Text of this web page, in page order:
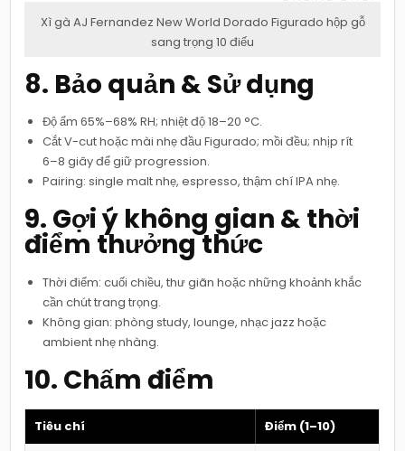
Xì gà AJ Fernandez New World Dorado Figurado hộp gỗ
sang trọng 10 điếu
8. Bảo quản & Sử dụng
Độ ẩm 65%–68% RH; nhiệt độ 18–20 °C.
Cắt V-cut hoặc mài nhẹ đầu Figurado; mồi đều; nhịp rít
6–8 giây để giữ progression.
Pairing: single malt nhẹ, espresso, thậm chí IPA nhẹ.
9. Gợi ý không gian & thời
điểm thưởng thức
Thời điểm: cuối chiều, thư giãn hoặc những khoảnh khắc
cần chút trang trọng.
Không gian: phòng study, lounge, nhạc jazz hoặc
ambient nhẹ nhàng.
10. Chấm điểm
Tiêu chí Điểm (1–10)